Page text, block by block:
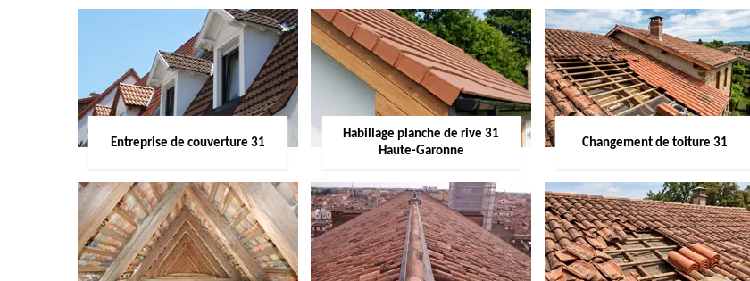
Entreprise de couverture 31
Habillage planche de rive 31
Haute-Garonne
Changement de toiture 31